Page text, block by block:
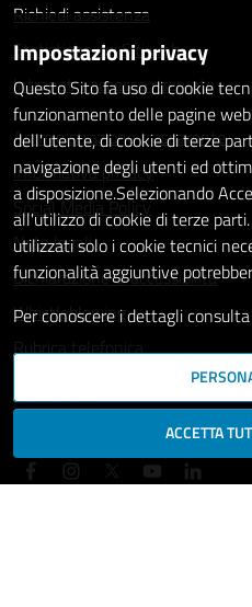
Richiedi assistenza
Statistiche dei Siti web
Intranet - accesso riservato
Amministrazione trasparente
Informativa privacy
Social Media Policy
Note legali
Dichiarazione di accessibilità
Whistleblowing
Rubrica telefonica
SEGUICI SU
Impostazioni privacy
Questo Sito fa uso di cookie
funzionamento delle pagine
dell'utente, di cookie di terze
navigazione degli utenti ed
a disposizione.Selezionando
all'utilizzo di cookie di terze
utilizzati solo i cookie tecnici
funzionalità aggiuntive
Per conoscere i dettagli
ACCETTA